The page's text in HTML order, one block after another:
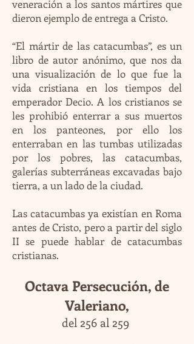
veneración a los santos mártires que
dieron ejemplo de entrega a Cristo.
“El mártir de las catacumbas”, es un
libro de autor anónimo, que nos da
una visualización de lo que fue la
vida cristiana en los tiempos del
emperador Decio. A los cristianos se
les prohibió enterrar a sus muertos
en los panteones, por ello los
enterraban en las tumbas utilizadas
por los pobres, las catacumbas,
galerías subterráneas excavadas bajo
tierra, a un lado de la ciudad.
Las catacumbas ya existían en Roma
antes de Cristo, pero a partir del siglo
II se puede hablar de catacumbas
cristianas.
Octava Persecución, de
Valeriano,
del 256 al 259